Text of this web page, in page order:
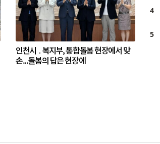
인천시 ․ 복지부, 통합돌봄 현장에서 맞
손...돌봄의 답은 현장에
4
5